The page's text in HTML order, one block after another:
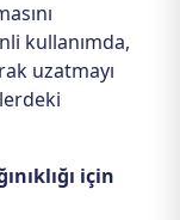
kullanımda,
uzatmayı
için